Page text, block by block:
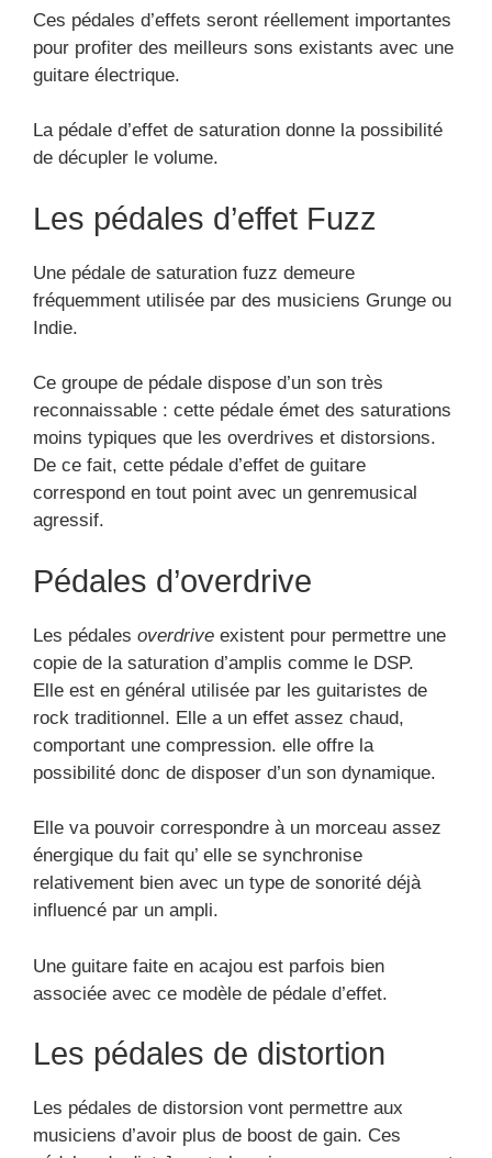
Ces pédales d’effets seront réellement importantes
pour profiter des meilleurs sons existants avec une
guitare électrique.
La pédale d’effet de saturation donne la possibilité
de décupler le volume.
Les pédales d’effet Fuzz
Une pédale de saturation fuzz demeure
fréquemment utilisée par des musiciens Grunge ou
Indie.
Ce groupe de pédale dispose d’un son très
reconnaissable : cette pédale émet des saturations
moins typiques que les overdrives et distorsions.
De ce fait, cette pédale d’effet de guitare
correspond en tout point avec un genremusical
agressif.
Pédales d’overdrive
Les pédales overdrive existent pour permettre une
copie de la saturation d’amplis comme le DSP.
Elle est en général utilisée par les guitaristes de
rock traditionnel. Elle a un effet assez chaud,
comportant une compression. elle offre la
possibilité donc de disposer d’un son dynamique.
Elle va pouvoir correspondre à un morceau assez
énergique du fait qu’ elle se synchronise
relativement bien avec un type de sonorité déjà
influencé par un ampli.
Une guitare faite en acajou est parfois bien
associée avec ce modèle de pédale d’effet.
Les pédales de distortion
Les pédales de distorsion vont permettre aux
musiciens d’avoir plus de boost de gain. Ces